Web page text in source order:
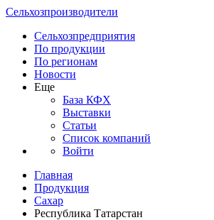
Сельхозпроизводители
Сельхозпредприятия
По продукции
По регионам
Новости
Еще
База КФХ
Выставки
Статьи
Список компаний
Войти
Главная
Продукция
Сахар
Республика Татарстан